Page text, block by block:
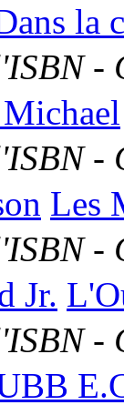
la
-
-
Les
-
Jr.
-